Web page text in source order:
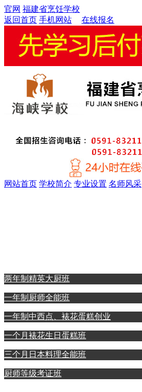
官网 福建省烹饪学校
返回首页 手机网站 在线报名
网站首页 学校简介 专业设置 名师风采
两年制精英大厨班
一年制厨师全能班
一年制中西点、裱花蛋糕创业
一个月裱花生日蛋糕班
三个月日本料理全能班
厨师等级考证班